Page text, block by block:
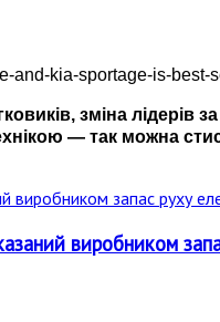
зміна
— так можна
виробником